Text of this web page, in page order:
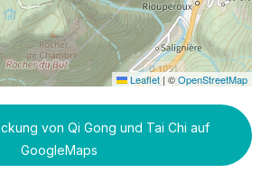
Leaflet| ©OpenStreetMap
von Qi Gong und Tai Chi auf
GoogleMaps